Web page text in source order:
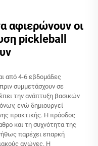
αφιερώνουν οι
pickleball
από 4-6 εβδομάδες
συμμετάσχουν σε
την ανάπτυξη βασικών
ενώ δημιουργεί
πρακτικής. Η πρόοδος
και τη συχνότητα της
παρέχει επαρκή
αγώνες. Η